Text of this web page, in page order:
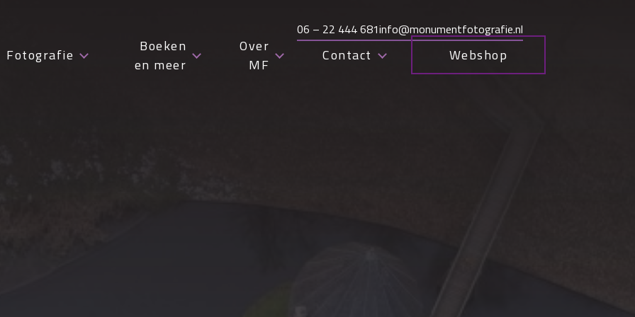
06 – 22 444 681info@monumentfotografie.nl
Fotografie
Boeken
en meer
Over
MF
Contact Webshop